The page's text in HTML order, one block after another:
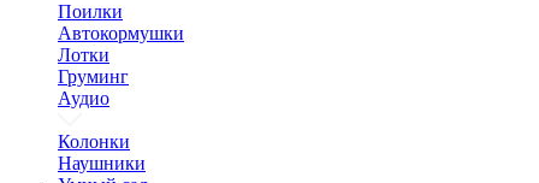
Поилки
Автокормушки
Лотки
Груминг
Аудио
Колонки
Наушники